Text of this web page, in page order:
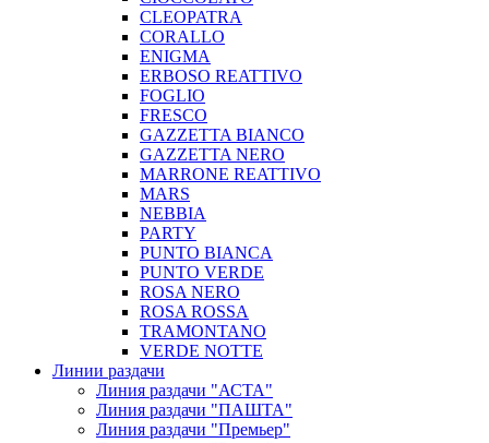
CLEOPATRA
CORALLO
ENIGMA
ERBOSO REATTIVO
FOGLIO
FRESCO
GAZZETTA BIANCO
GAZZETTA NERO
MARRONE REATTIVO
MARS
NEBBIA
PARTY
PUNTO BIANCA
PUNTO VERDE
ROSA NERO
ROSA ROSSA
TRAMONTANO
VERDE NOTTE
Линии раздачи
Линия раздачи "АСТА"
Линия раздачи "ПАШТА"
Линия раздачи "Премьер"